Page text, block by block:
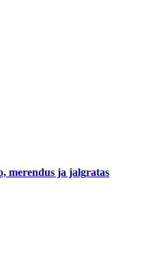
merendus ja jalgratas